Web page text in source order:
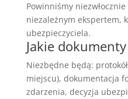
Powinniśmy
niezależnym ekspertem,
ubezpieczyciela.
Jakie
Niezbędne będą:
miejscu), dokumentacja
zdarzenia, decyzja